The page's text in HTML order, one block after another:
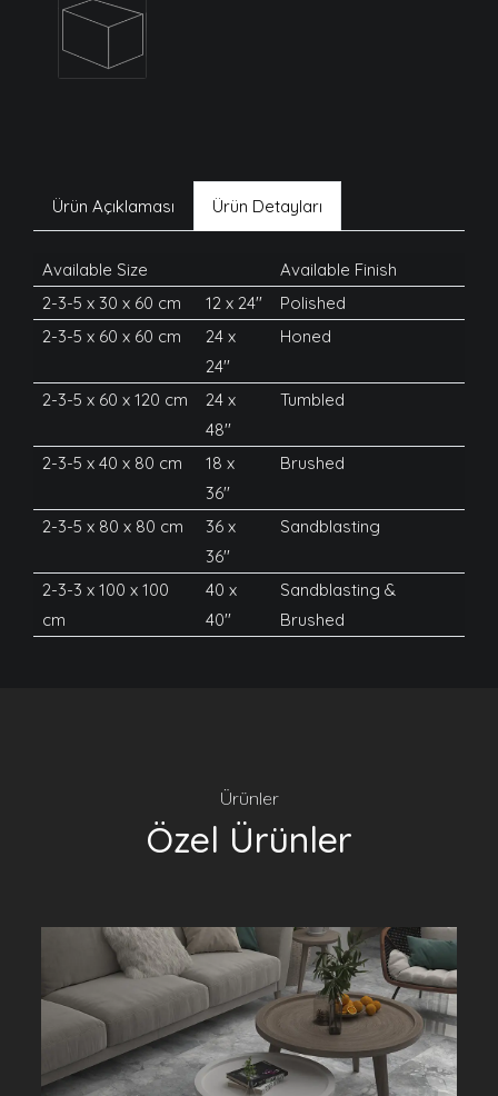
Ürün Açıklaması Ürün Detayları
Available Size
Available Finish
2-3-5 x 30 x 60 cm
12 x 24''
Polished
2-3-5 x 60 x 60 cm
24 x
24''
Honed
2-3-5 x 60 x 120 cm
24 x
48''
Tumbled
2-3-5 x 40 x 80 cm
18 x
36''
Brushed
2-3-5 x 80 x 80 cm
36 x
36''
Sandblasting
2-3-3 x 100 x 100
cm
40 x
40''
Sandblasting &
Brushed
Ürünler
Özel Ürünler